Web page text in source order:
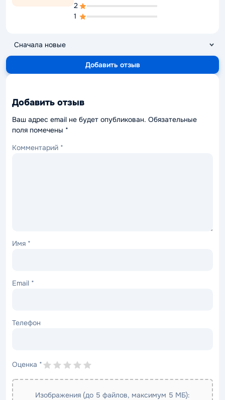
2
1
Добавить отзыв
Добавить отзыв
Ваш адрес email не будет опубликован. Обязательные
поля помечены *
Комментарий *
Имя *
Email *
Телефон
Оценка *
Изображения (до 5 файлов, максимум 5 МБ):